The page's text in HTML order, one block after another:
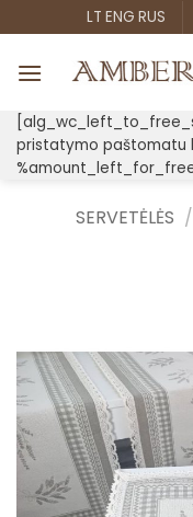
to
content
LT ENG RUS
pristatymo paštomatu
SERVETĖLĖS /